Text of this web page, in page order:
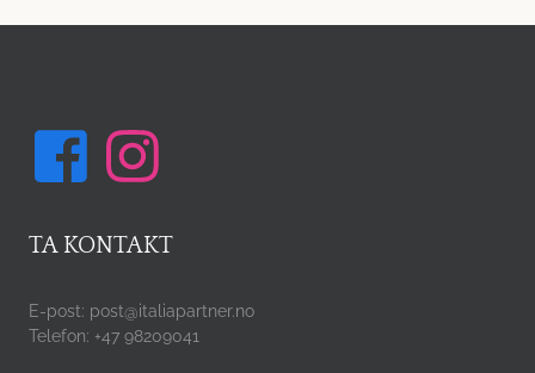
TA KONTAKT
E-post: post@italiapartner.no
Telefon: +47 98209041